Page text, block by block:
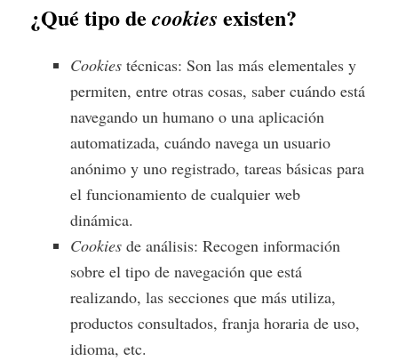
¿Qué tipo decookies existen?
Cookies técnicas: Son las más elementales y
permiten, entre otras cosas, saber cuándo está
navegando un humano o una aplicación
automatizada, cuándo navega un usuario
anónimo y uno registrado, tareas básicas para
el funcionamiento de cualquier web
dinámica.
Cookies de análisis: Recogen información
sobre el tipo de navegación que está
realizando, las secciones que más utiliza,
productos consultados, franja horaria de uso,
idioma, etc.